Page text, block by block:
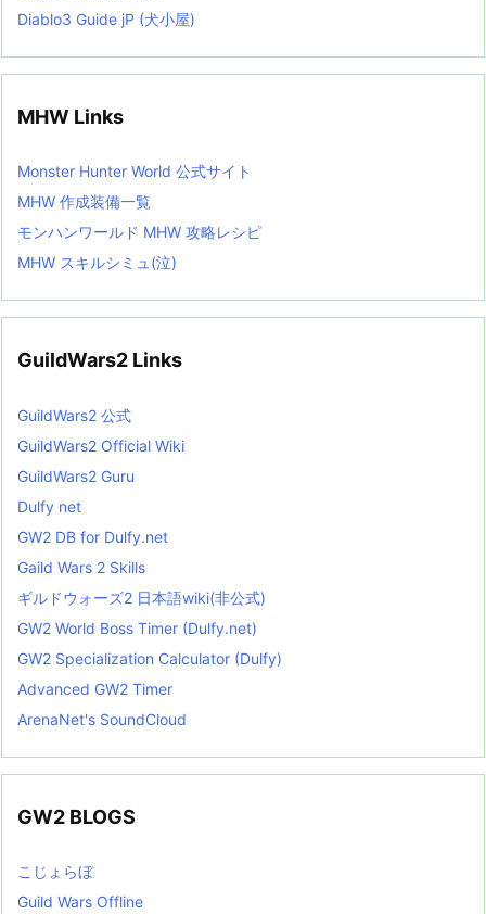
Diablo3 Guide jP (犬小屋)
MHW Links
Monster Hunter World 公式サイト
MHW 作成装備一覧
モンハンワールド MHW 攻略レシピ
MHW スキルシミュ(泣)
GuildWars2 Links
GuildWars2 公式
GuildWars2 Official Wiki
GuildWars2 Guru
Dulfy net
GW2 DB for Dulfy.net
Gaild Wars 2 Skills
ギルドウォーズ2 日本語wiki(非公式)
GW2 World Boss Timer (Dulfy.net)
GW2 Specialization Calculator (Dulfy)
Advanced GW2 Timer
ArenaNet's SoundCloud
GW2 BLOGS
こじょらぼ
Guild Wars Offline